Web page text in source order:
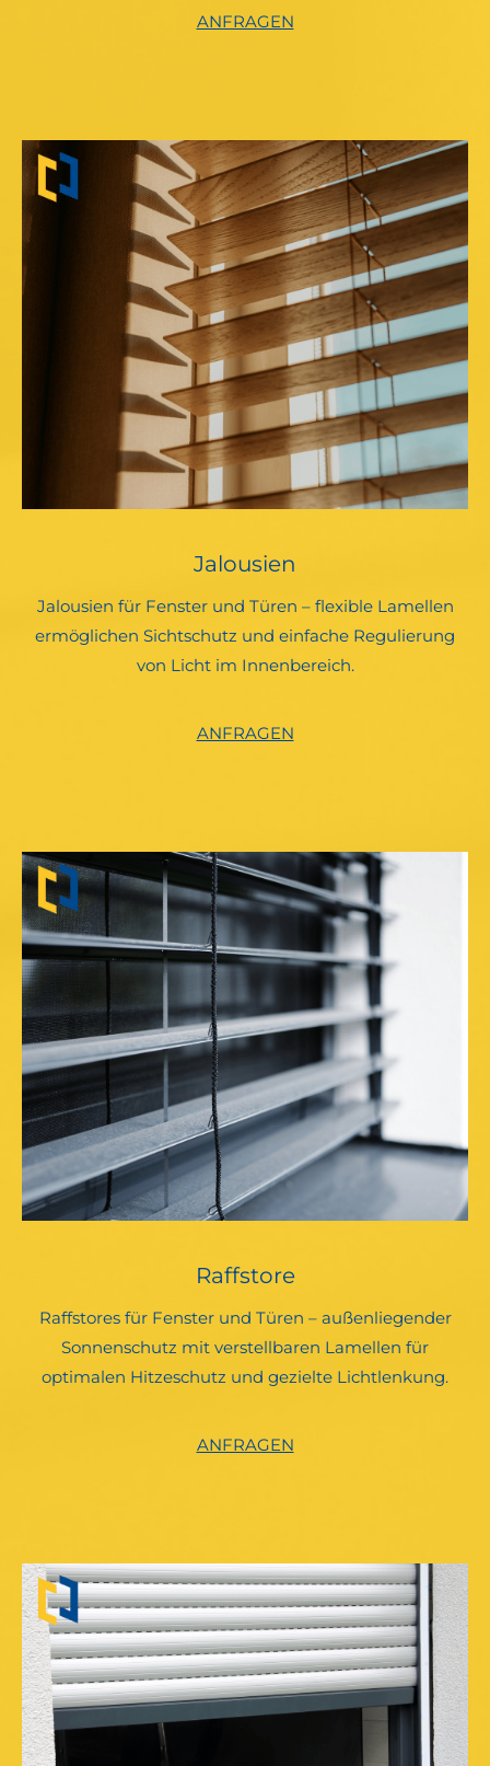
ANFRAGEN
Jalousien
Jalousien für Fenster und Türen – flexible Lamellen
ermöglichen Sichtschutz und einfache Regulierung
von Licht im Innenbereich.
ANFRAGEN
Raffstore
Raffstores für Fenster und Türen – außenliegender
Sonnenschutz mit verstellbaren Lamellen für
optimalen Hitzeschutz und gezielte Lichtlenkung.
ANFRAGEN